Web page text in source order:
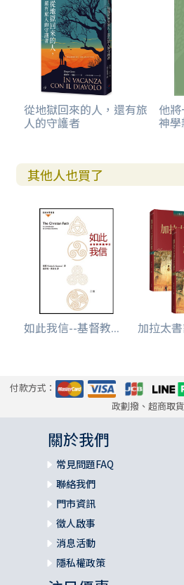
從地獄回來的人，還有旅
人的守護者
他
神
其他人也買了
如此我信--基督教... 加拉太
付款方式：
政劃撥、超商取
關於我們
常見問題FAQ
聯絡我們
門市資訊
徵人啟事
消息活動
隱私權政策